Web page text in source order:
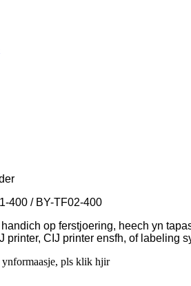
400 / BY-TF02-400
op ferstjoering, heech yn
printer, CIJ printer ensfh, of labeling
pls klik hjir